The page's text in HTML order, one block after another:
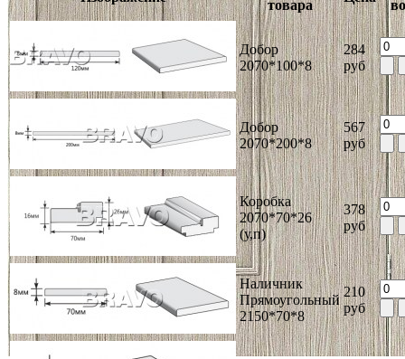
товара
во
Добор
2070*100*8
284
руб
Добор
2070*200*8
567
руб
Коробка
2070*70*26
(у,п)
378
руб
Наличник
Прямоугольный
2150*70*8
210
руб